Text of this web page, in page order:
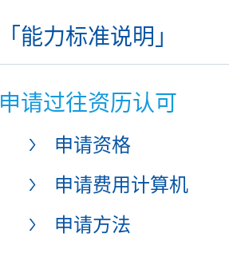
「能力标准说明」
申请过往资历认可
申请资格
申请费用计算机
申请方法